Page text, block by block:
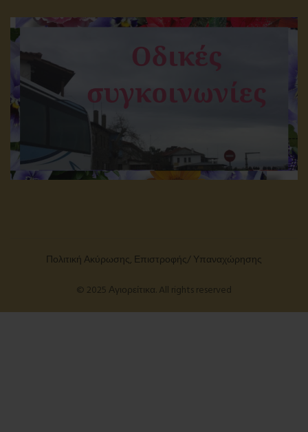
Πολιτική Ακύρωσης, Επιστροφής/ Υπαναχώρησης
© 2025 Αγιορείτικα. All rights reserved